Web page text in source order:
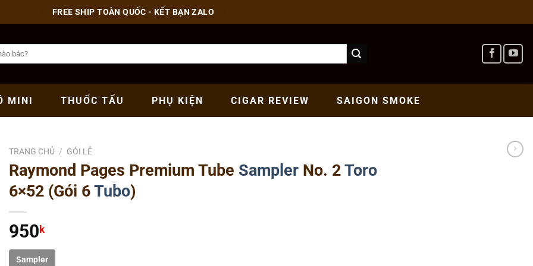
FREE SHIP TOÀN QUỐC - KẾT BẠN ZALO
MINI THUỐC TẨU PHỤ KIỆN CIGAR REVIEW SAIGON SMOKE
TRANG CHỦ / GÓI LẺ
Raymond Pages Premium Tube Sampler No. 2Toro
6×52 (Gói 6Tubo)
950 k
Sampler